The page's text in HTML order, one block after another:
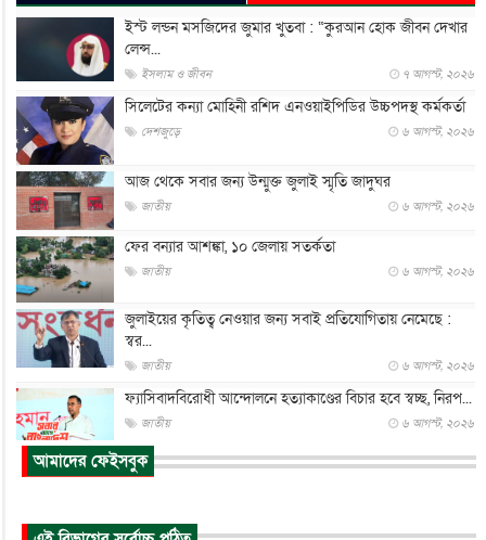
ইস্ট লন্ডন মসজিদের জুমার খুতবা : “কুরআন হোক জীবন দেখার
লেন্স...
ইসলাম ও জীবন ৭ আগস্ট, ২০২৬
সিলেটের কন্যা মোহিনী রশিদ এনওয়াইপিডির উচ্চপদস্থ কর্মকর্তা
দেশজুড়ে ৬ আগস্ট, ২০২৬
আজ থেকে সবার জন্য উন্মুক্ত জুলাই স্মৃতি জাদুঘর
জাতীয় ৬ আগস্ট, ২০২৬
ফের বন্যার আশঙ্কা, ১০ জেলায় সতর্কতা
জাতীয় ৬ আগস্ট, ২০২৬
জুলাইয়ের কৃতিত্ব নেওয়ার জন্য সবাই প্রতিযোগিতায় নেমেছে :
স্বর...
জাতীয় ৬ আগস্ট, ২০২৬
ফ্যাসিবাদবিরোধী আন্দোলনে হত্যাকাণ্ডের বিচার হবে স্বচ্ছ, নিরপ...
জাতীয় ৬ আগস্ট, ২০২৬
ভারত সরকারের কাছে ক্ষমা চাইলেন জাকারবার্গ
আকাশে ট্রাম্পের হেলিকপ্টার ও যাত্রীবাহী বিমান মুখোমুখি, তদন্...
আমাদের ফেইসবুক